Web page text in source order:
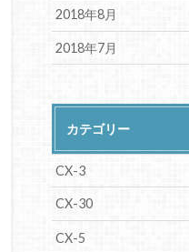
2018年8月
2018年7月
カテゴリー
CX-3
CX-30
CX-5